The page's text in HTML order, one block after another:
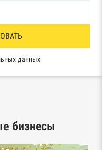
знаков обслуживания
Роскомнадзор,
данных
бизнесы